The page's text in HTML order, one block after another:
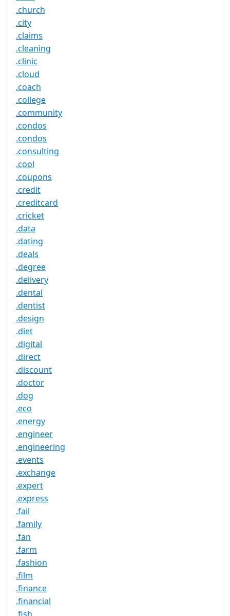
.church
.city
.claims
.cleaning
.clinic
.cloud
.coach
.college
.community
.condos
.condos
.consulting
.cool
.coupons
.credit
.creditcard
.cricket
.data
.dating
.deals
.degree
.delivery
.dental
.dentist
.design
.diet
.digital
.direct
.discount
.doctor
.dog
.eco
.energy
.engineer
.engineering
.events
.exchange
.expert
.express
.fail
.family
.fan
.farm
.fashion
.film
.finance
.financial